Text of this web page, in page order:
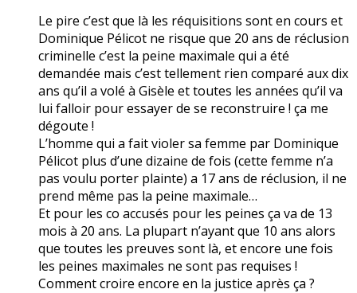
Le pire c’est que là les réquisitions sont en cours et
Dominique Pélicot ne risque que 20 ans de réclusion
criminelle c’est la peine maximale qui a été
demandée mais c’est tellement rien comparé aux dix
ans qu’il a volé à Gisèle et toutes les années qu’il va
lui falloir pour essayer de se reconstruire ! ça me
dégoute !
L’homme qui a fait violer sa femme par Dominique
Pélicot plus d’une dizaine de fois (cette femme n’a
pas voulu porter plainte) a 17 ans de réclusion, il ne
prend même pas la peine maximale…
Et pour les co accusés pour les peines ça va de 13
mois à 20 ans. La plupart n’ayant que 10 ans alors
que toutes les preuves sont là, et encore une fois
les peines maximales ne sont pas requises !
Comment croire encore en la justice après ça ?